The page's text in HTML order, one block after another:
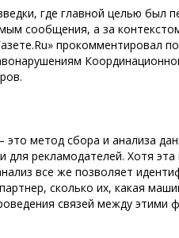
где главной целью был
сообщения, а за
прокомментировал
метод сбора и анализа
для рекламодателей. Хотя
все же позволяет
сколько их, какая
связей между этими